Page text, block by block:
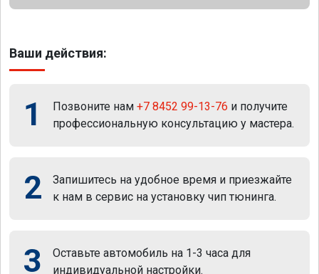
Ваши действия:
1 Позвоните нам +7 8452 99-13-76 и получите
профессиональную консультацию у мастера.
2
Запишитесь на удобное время и приезжайте
к нам в сервис на установку чип тюнинга.
3
Оставьте автомобиль на 1-3 часа для
индивидуальной настройки.